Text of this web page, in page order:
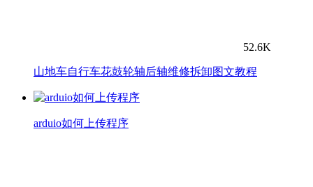
52.6K
山地车自行车花鼓轮轴后轴维修拆卸图文教程
arduio如何上传程序